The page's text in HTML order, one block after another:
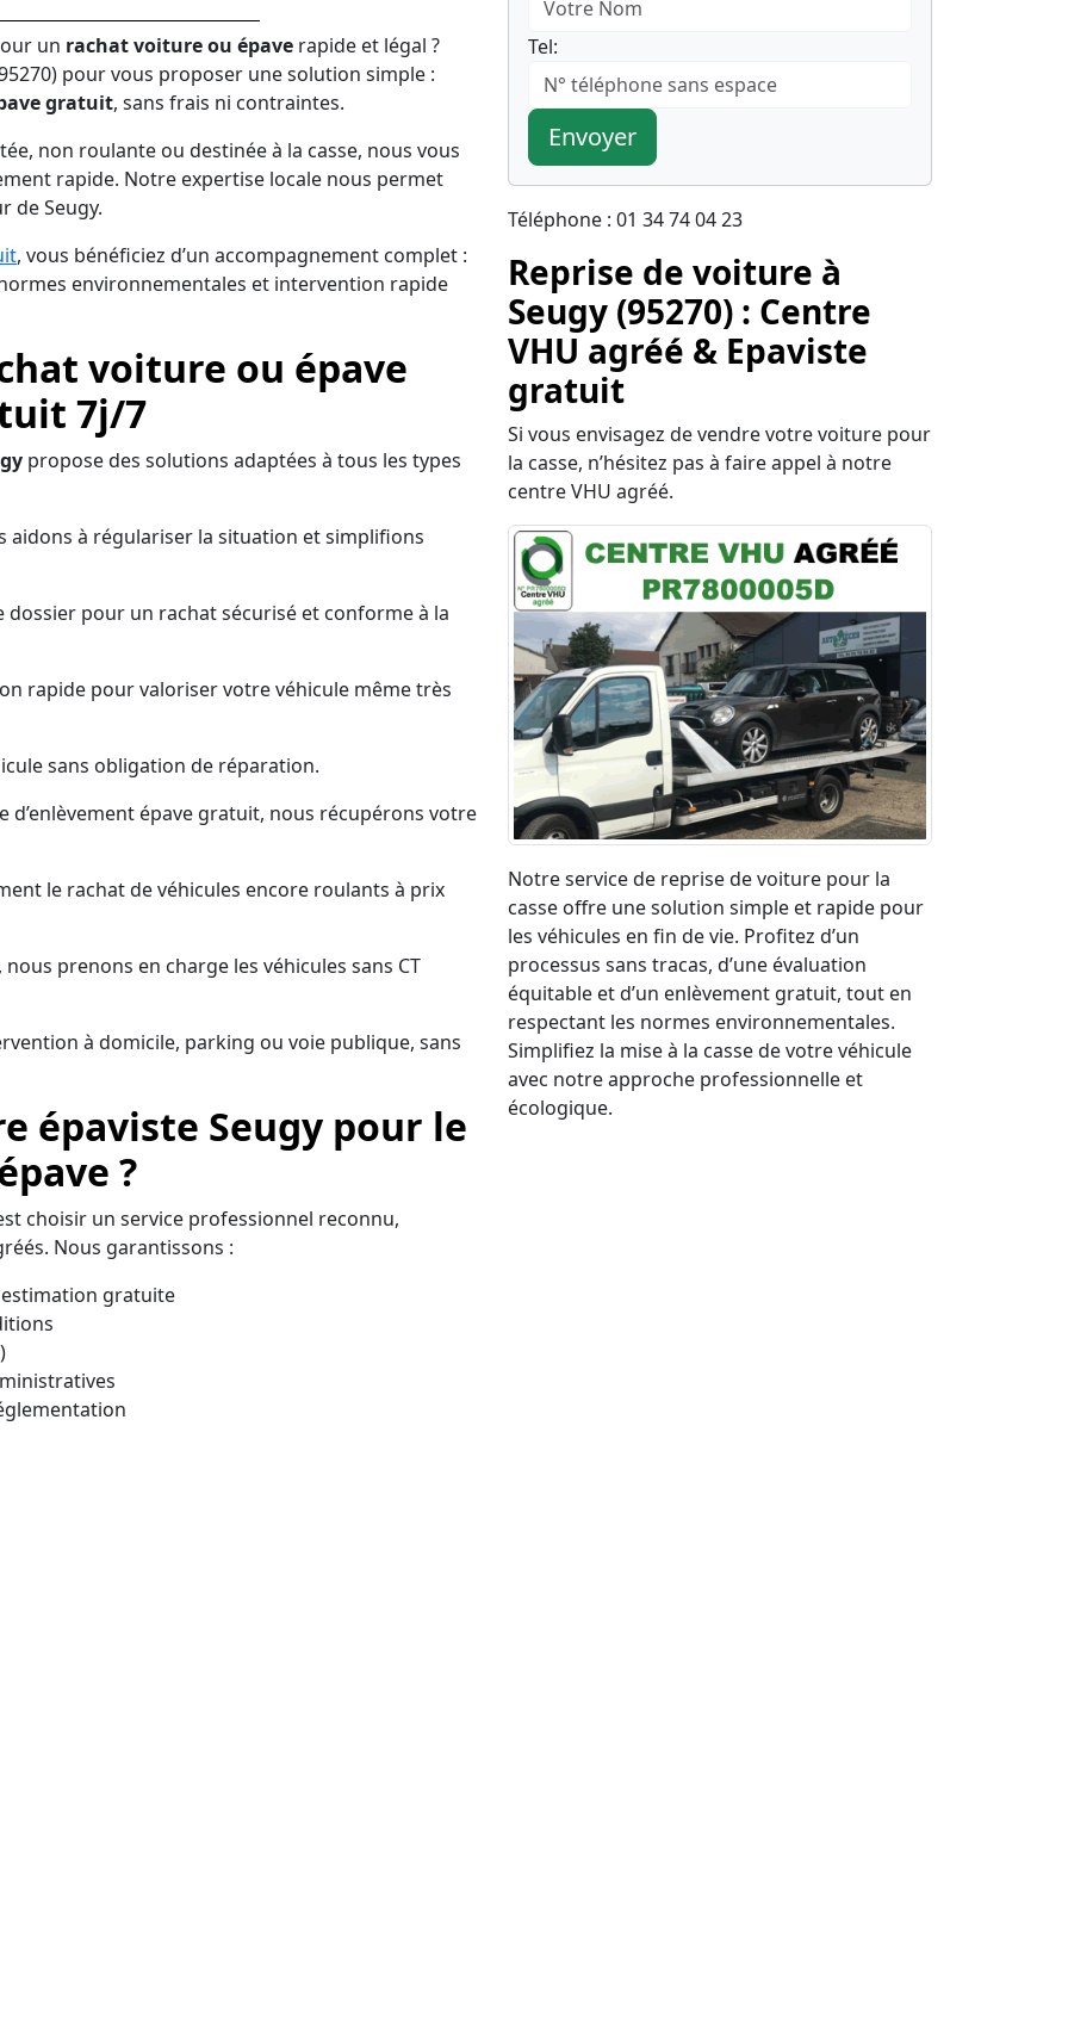
un rachat voiture ou épave rapide et légal ?
pour vous proposer une solution simple :
gratuit, sans frais ni contraintes.
non roulante ou destinée à la casse, nous vous
rapide. Notre expertise locale nous permet
de Seugy.
, vous bénéficiez d’un accompagnement complet :
environnementales et intervention rapide
voiture ou épave
7j/7
propose des solutions adaptées à tous les types
aidons à régulariser la situation et simplifions
pour un rachat sécurisé et conforme à la
rapide pour valoriser votre véhicule même très
sans obligation de réparation.
d’enlèvement épave gratuit, nous récupérons votre
le rachat de véhicules encore roulants à prix
prenons en charge les véhicules sans CT
à domicile, parking ou voie publique, sans
épaviste Seugy pour le
?
choisir un service professionnel reconnu,
Nous garantissons :
gratuite
Tel:
Envoyer
Téléphone : 01 34 74 04 23
Reprise de voiture à
Seugy (95270) : Centre
VHU agréé & Epaviste
gratuit
Si vous envisagez de vendre votre voiture pour
la casse, n’hésitez pas à faire appel à notre
centre VHU agréé.
Notre service de reprise de voiture pour la
casse offre une solution simple et rapide pour
les véhicules en fin de vie. Profitez d’un
processus sans tracas, d’une évaluation
équitable et d’un enlèvement gratuit, tout en
respectant les normes environnementales.
Simplifiez la mise à la casse de votre véhicule
avec notre approche professionnelle et
écologique.